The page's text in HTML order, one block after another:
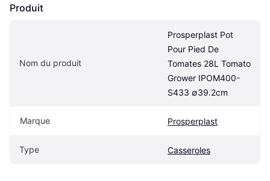
Produit
Nom du produit
Prosperplast Pot
Pour Pied De
Tomates 28L Tomato
Grower IPOM400-
S433 ∅39.2cm
Marque Prosperplast
Type Casseroles